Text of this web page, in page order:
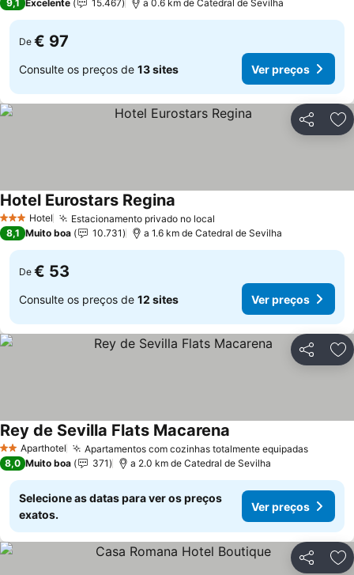
9,1 Excelente 15.467 a 0.6 km de Catedral de Sevilha
De € 97
Consulte os preços de 13 sites Ver preços
Partilhar
3 EstrelasHotel Estacionamento privado no local
Hotel Eurostars Regina
8,1 Muito boa 10.731 a 1.6 km de Catedral de Sevilha
De € 53
Consulte os preços de 12 sites Ver preços
Partilhar
2 EstrelasAparthotel Apartamentos com cozinhas totalmente equipadasVer
Rey de Sevilla Flats Macarena
8,0 Muito boa 371 a 2.0 km de Catedral de Sevilha
Selecione as datas para ver os preços
exatos.
Ver preços
Partilhar